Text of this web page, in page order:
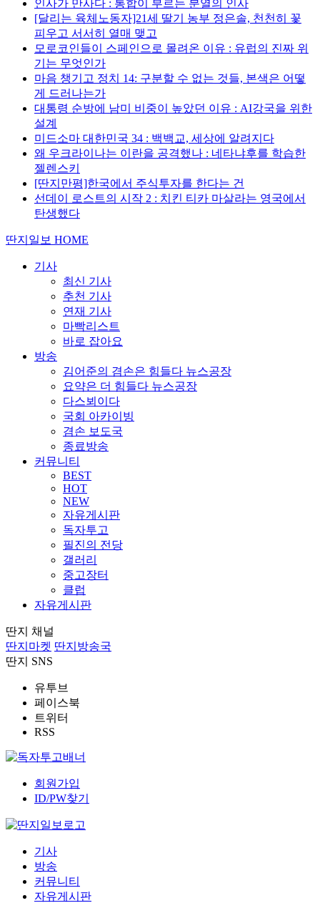
인사가 만사다 : 통합이 부르는 분열의 인사
[달리는 육체노동자]21세 딸기 농부 정은솔, 천천히 꽃
피우고 서서히 열매 맺고
모로코인들이 스페인으로 몰려온 이유 : 유럽의 진짜 위
기는 무엇인가
마음 챙기고 정치 14: 구분할 수 없는 것들, 본색은 어떻
게 드러나는가
대통령 순방에 남미 비중이 높았던 이유 : AI강국을 위한
설계
미드소마 대한민국 34 : 백백교, 세상에 알려지다
왜 우크라이나는 이란을 공격했나 : 네타냐후를 학습한
젤렌스키
[딴지만평]한국에서 주식투자를 한다는 건
선데이 로스트의 시작 2 : 치킨 티카 마살라는 영국에서
탄생했다
딴지일보 HOME
기사
최신 기사
추천 기사
연재 기사
마빡리스트
바로 잡아요
방송
김어준의 겸손은 힘들다 뉴스공장
요약은 더 힘들다 뉴스공장
다스뵈이다
국회 아카이빙
겸손 보도국
종료방송
커뮤니티
BEST
HOT
NEW
자유게시판
독자투고
필진의 전당
갤러리
중고장터
클럽
자유게시판
딴지 채널
딴지마켓 딴지방송국
딴지 SNS
유투브
페이스북
트위터
RSS
회원가입
ID/PW찾기
기사
방송
커뮤니티
자유게시판